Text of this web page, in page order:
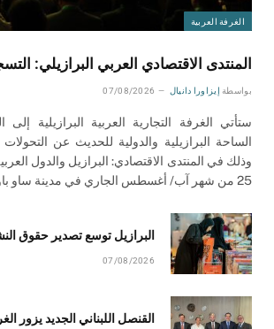
الغرفة العربية
المنتدى الاقتصادي العربي البرازيلي:
بواسطة إيزاورا دانيال 07/08/2026
ستأتي الغرفة التجارية العربية البرازيلية إلى
الساحة البرازيلية والدولية للحديث عن التحولات
وذلك في المنتدى الاقتصادي: البرازيل والدول
25 من شهر آب/ أغسطس الجاري في مدينة ساو باولو. والحضور مجاناً.
البرازيل توسع تصدير حقوق
07/08/2026
القنصل اللبناني الجديد يزور